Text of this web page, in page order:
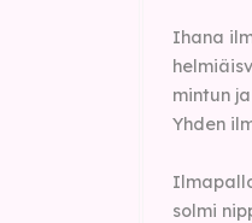
Ihana
mintun
Yhden
solmi